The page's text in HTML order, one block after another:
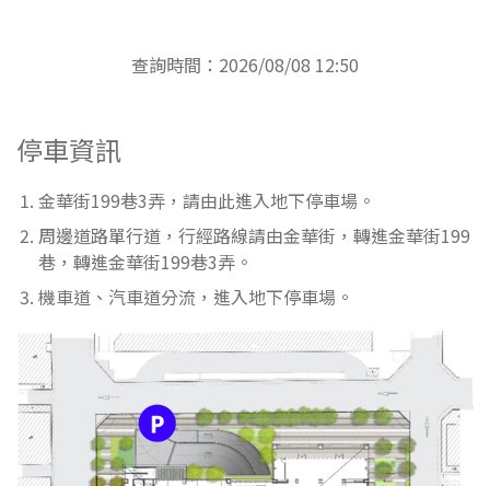
查詢時間：2026/08/08 12:50
停車資訊
金華街199巷3弄，請由此進入地下停車場。
周邊道路單行道，行經路線請由金華街，轉進金華街199
巷，轉進金華街199巷3弄。
機車道、汽車道分流，進入地下停車場。